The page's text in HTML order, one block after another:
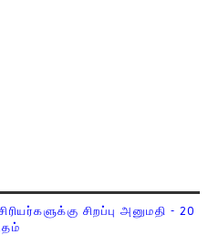
சிறப்பு அனுமதி - 20